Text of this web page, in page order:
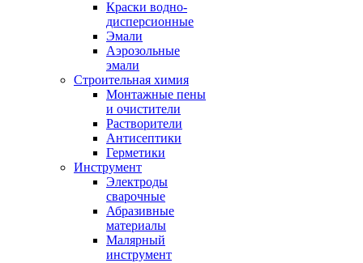
Краски водно-
дисперсионные
Эмали
Аэрозольные
эмали
Строительная химия
Монтажные пены
и очистители
Растворители
Антисептики
Герметики
Инструмент
Электроды
сварочные
Абразивные
материалы
Малярный
инструмент